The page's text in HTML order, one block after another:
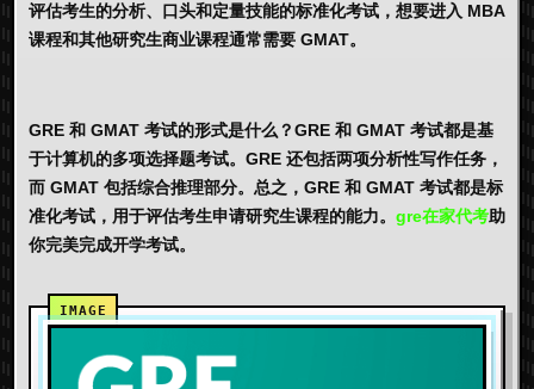
评估考生的分析、口头和定量技能的标准化考试，想要进入 MBA
课程和其他研究生商业课程通常需要 GMAT。
GRE 和 GMAT 考试的形式是什么？GRE 和 GMAT 考试都是基
于计算机的多项选择题考试。GRE 还包括两项分析性写作任务，
而 GMAT 包括综合推理部分。总之，GRE 和 GMAT 考试都是标
准化考试，用于评估考生申请研究生课程的能力。 gre在家代考助
你完美完成开学考试。